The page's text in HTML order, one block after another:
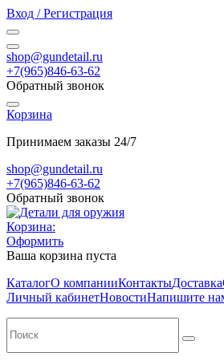
Вход / Регистрация
shop@gundetail.ru
+7(965)846-63-62
Обратный звонок
Корзина
Принимаем заказы 24/7
shop@gundetail.ru
+7(965)846-63-62
Обратный звонок
Корзина:
Оформить
Ваша корзина пуста
КаталогО компанииКонтактыДоставка
Личный кабинетНовостиНапишите